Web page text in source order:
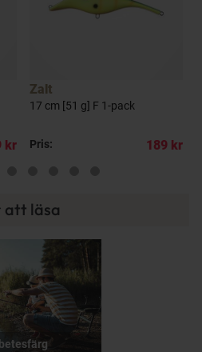
kr
Zalt
17 cm [51 g] F 1-pack
Pris: 189 kr
att läsa